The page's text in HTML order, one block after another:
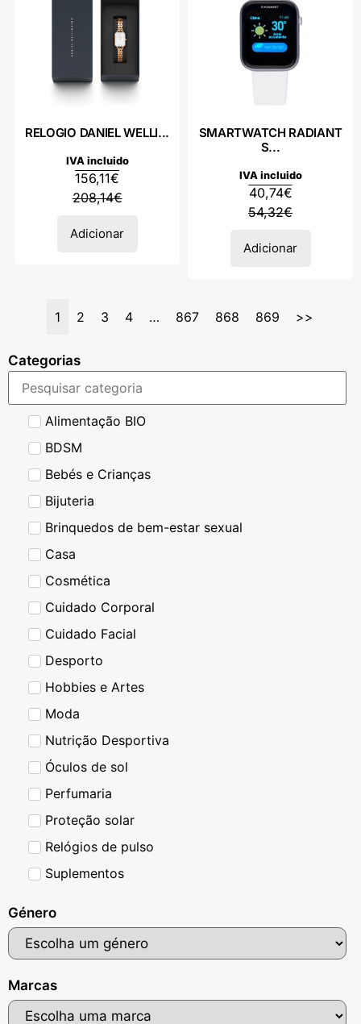
Categorias
Alimentação BIO
BDSM
Bebés e Crianças
Bijuteria
Brinquedos de bem-estar sexual
Casa
Cosmética
Cuidado Corporal
Cuidado Facial
Desporto
Hobbies e Artes
Moda
Nutrição Desportiva
Óculos de sol
Perfumaria
Proteção solar
Relógios de pulso
Suplementos
Género
Marcas
RELOGIO DANIEL WELLI...
208,14€
156,11€
IVA incluido
Adicionar
SMARTWATCH RADIANT
S...
54,32€
40,74€
IVA incluido
Adicionar
1 2 3 4 … 867 868 869 >>